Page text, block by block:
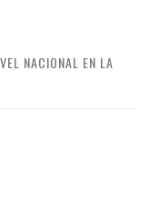
NACIONAL EN LA